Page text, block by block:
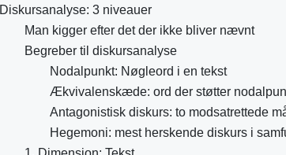
Diskursanalyse: 3 niveauer
Man kigger efter det der ikke bliver nævnt
Begreber til diskursanalyse
Nodalpunkt: Nøgleord i en tekst
Ækvivalenskæde: ord der støtter
Antagonistisk diskurs: to modsatrettede
Hegemoni: mest herskende diskurs i